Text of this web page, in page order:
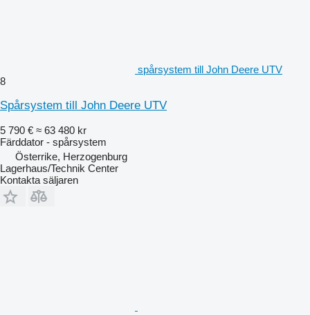
spårsystem till John Deere UTV
8
Spårsystem till John Deere UTV
5 790 € ≈ 63 480 kr
Färddator - spårsystem
Österrike, Herzogenburg
Lagerhaus/Technik Center
Kontakta säljaren